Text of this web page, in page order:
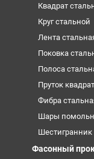
Квадрат
Круг стальной
Лента
Поковка
Полоса
Пруток
Фибра
Шары
Шестигранник
Фасонный